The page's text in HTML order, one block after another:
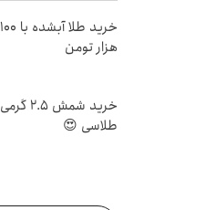
خرید طلا آبشده با 100
هزار تومن
خرید شمش 2.5
طلاسی 😍